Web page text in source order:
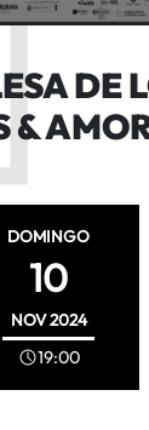
DE
&
DOMINGO
10
NOV2024
19:00